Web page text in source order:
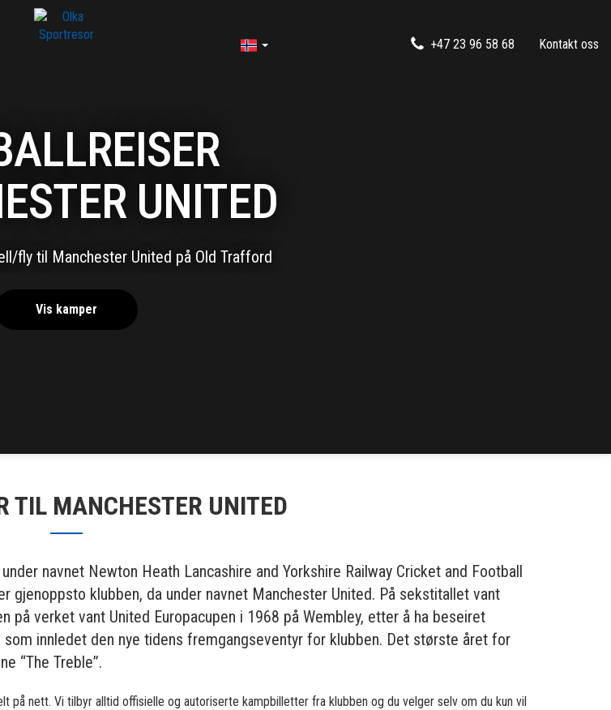
+47 23 96 58 68 Kontakt oss
UNITED
fly til Manchester United på Old Trafford
Vis kamper
TIL MANCHESTER UNITED
navnet Newton Heath Lancashire and Yorkshire Railway Cricket and Football
gjenoppsto klubben, da under navnet Manchester United. På sekstitallet vant
på verket vant United Europacupen i 1968 på Wembley, etter å ha beseiret
innledet den nye tidens fremgangseventyr for klubben. Det største året for
“The Treble”.
nett. Vi tilbyr alltid offisielle og autoriserte kampbilletter fra klubben og du velger selv om du kun vil